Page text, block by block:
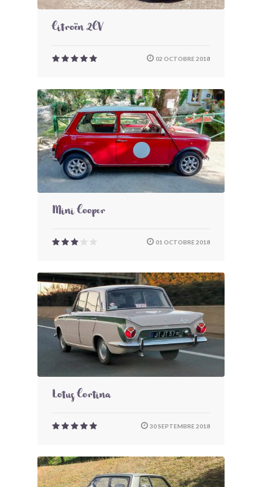
Citroën 2CV
02 OCTOBRE 2018
Mini Cooper
01 OCTOBRE 2018
Lotus Cortina
30 SEPTEMBRE 2018